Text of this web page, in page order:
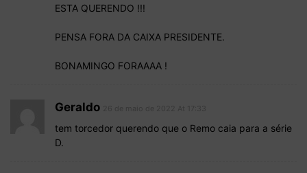
ESTA QUERENDO !!!
PENSA FORA DA CAIXA PRESIDENTE.
BONAMINGO FORAAAA !
Geraldo
tem torcedor querendo que o Remo caia para a série
D.